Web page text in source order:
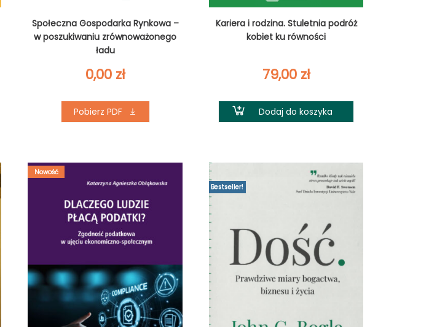
Społeczna Gospodarka Rynkowa –
w poszukiwaniu zrównoważonego
ładu
0,00 zł
Pobierz PDF
Kariera i rodzina. Stuletnia podróż
kobiet ku równości
79,00 zł
Dodaj do koszyka
Nowość
Bestseller!